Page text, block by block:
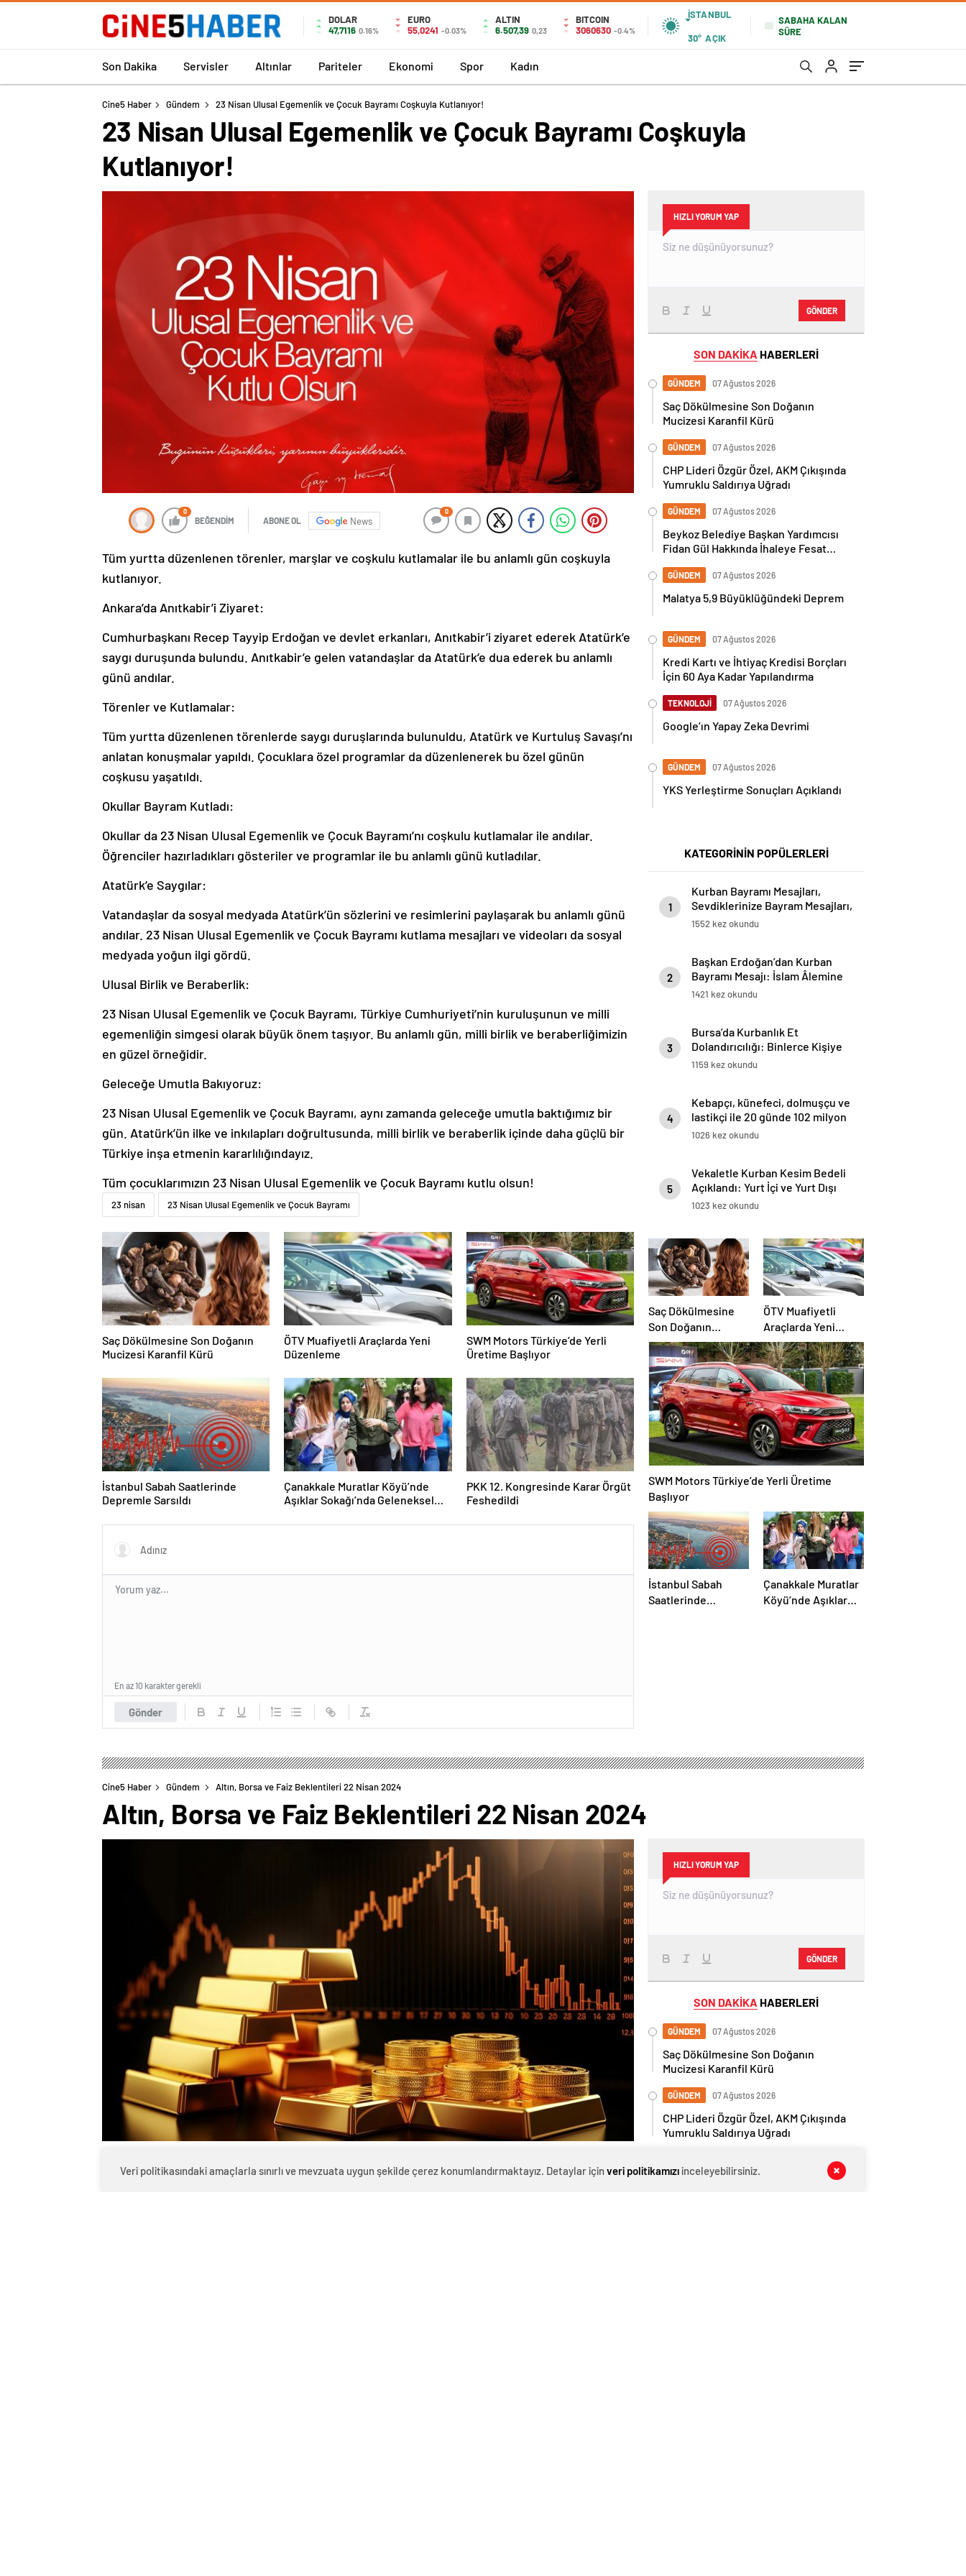
DOLAR
47,7116 0.16%
EURO
55,0241 -0.03%
ALTIN
6.507,39 0,23
BITCOIN
3060630 -0.4%
İSTANBUL
30° AÇIK
SABAHA KALAN
SÜRE
Son Dakika Servisler Altınlar Pariteler Ekonomi Spor Kadın
Cine5 Haber Gündem 23 Nisan Ulusal Egemenlik ve Çocuk Bayramı Coşkuyla Kutlanıyor!
23 Nisan Ulusal Egemenlik ve Çocuk Bayramı Coşkuyla
Kutlanıyor!
0
BEĞENDİM ABONE OL News
0
Tüm yurtta düzenlenen törenler, marşlar ve coşkulu kutlamalar ile bu anlamlı gün coşkuyla
kutlanıyor.
Ankara’da Anıtkabir’i Ziyaret:
Cumhurbaşkanı Recep Tayyip Erdoğan ve devlet erkanları, Anıtkabir’i ziyaret ederek Atatürk’e
saygı duruşunda bulundu. Anıtkabir’e gelen vatandaşlar da Atatürk’e dua ederek bu anlamlı
günü andılar.
Törenler ve Kutlamalar:
Tüm yurtta düzenlenen törenlerde saygı duruşlarında bulunuldu, Atatürk ve Kurtuluş Savaşı’nı
anlatan konuşmalar yapıldı. Çocuklara özel programlar da düzenlenerek bu özel günün
coşkusu yaşatıldı.
Okullar Bayram Kutladı:
Okullar da 23 Nisan Ulusal Egemenlik ve Çocuk Bayramı’nı coşkulu kutlamalar ile andılar.
Öğrenciler hazırladıkları gösteriler ve programlar ile bu anlamlı günü kutladılar.
Atatürk’e Saygılar:
Vatandaşlar da sosyal medyada Atatürk’ün sözlerini ve resimlerini paylaşarak bu anlamlı günü
andılar. 23 Nisan Ulusal Egemenlik ve Çocuk Bayramı kutlama mesajları ve videoları da sosyal
medyada yoğun ilgi gördü.
Ulusal Birlik ve Beraberlik:
23 Nisan Ulusal Egemenlik ve Çocuk Bayramı, Türkiye Cumhuriyeti’nin kuruluşunun ve milli
egemenliğin simgesi olarak büyük önem taşıyor. Bu anlamlı gün, milli birlik ve beraberliğimizin
en güzel örneğidir.
Geleceğe Umutla Bakıyoruz:
23 Nisan Ulusal Egemenlik ve Çocuk Bayramı, aynı zamanda geleceğe umutla baktığımız bir
gün. Atatürk’ün ilke ve inkılapları doğrultusunda, milli birlik ve beraberlik içinde daha güçlü bir
Türkiye inşa etmenin kararlılığındayız.
Tüm çocuklarımızın 23 Nisan Ulusal Egemenlik ve Çocuk Bayramı kutlu olsun!
23 nisan 23 Nisan Ulusal Egemenlik ve Çocuk Bayramı
Saç Dökülmesine Son Doğanın
Mucizesi Karanfil Kürü
ÖTV Muafiyetli Araçlarda Yeni
Düzenleme
SWM Motors Türkiye’de Yerli
Üretime Başlıyor
İstanbul Sabah Saatlerinde
Depremle Sarsıldı
Çanakkale Muratlar Köyü’nde
Aşıklar Sokağı’nda Geleneksel
Görüntülere Sahne Oldu
PKK 12. Kongresinde Karar Örgüt
Feshedildi
Gönder
En az 10 karakter gerekli
HIZLI YORUM YAP
GÖNDER
SON DAKİKA HABERLERİ
GÜNDEM 07 Ağustos 2026
Saç Dökülmesine Son Doğanın
Mucizesi Karanfil Kürü
GÜNDEM 07 Ağustos 2026
CHP Lideri Özgür Özel, AKM Çıkışında
Yumruklu Saldırıya Uğradı
GÜNDEM 07 Ağustos 2026
Beykoz Belediye Başkan Yardımcısı
Fidan Gül Hakkında İhaleye Fesat
GÜNDEM 07 Ağustos 2026
Malatya 5,9 Büyüklüğündeki Deprem
GÜNDEM 07 Ağustos 2026
Kredi Kartı ve İhtiyaç Kredisi Borçları
İçin 60 Aya Kadar Yapılandırma
TEKNOLOJİ 07 Ağustos 2026
Google’ın Yapay Zeka Devrimi
GÜNDEM 07 Ağustos 2026
YKS Yerleştirme Sonuçları Açıklandı
KATEGORİNİN POPÜLERLERİ
1
Kurban Bayramı Mesajları,
Sevdiklerinize Bayram Mesajları,
Resimli Bayram Mesajları..
1552 kez okundu
2
Başkan Erdoğan’dan Kurban
Bayramı Mesajı: İslam Âlemine
ve Tüm İnsanlığa Hayırlar
1421 kez okundu
3
Bursa’da Kurbanlık Et
Dolandırıcılığı: Binlerce Kişiye
Bozuk Et Verildi, Tonlarca Et
1159 kez okundu
4
Kebapçı, künefeci, dolmuşçu ve
lastikçi ile 20 günde 102 milyon
lira
1026 kez okundu
5
Vekaletle Kurban Kesim Bedeli
Açıklandı: Yurt İçi ve Yurt Dışı
Fiyatları Belli Oldu..
1023 kez okundu
Saç Dökülmesine
Son Doğanın
Mucizesi Karanfil
Kürü
ÖTV Muafiyetli
Araçlarda Yeni
Düzenleme
SWM Motors Türkiye’de Yerli Üretime
Başlıyor
İstanbul Sabah
Saatlerinde
Çanakkale Muratlar
Köyü’nde Aşıklar
Cine5 Haber Gündem Altın, Borsa ve Faiz Beklentileri 22 Nisan 2024
Altın, Borsa ve Faiz Beklentileri 22 Nisan 2024
BEĞENDİM ABONE OL News
HIZLI YORUM YAP
GÖNDER
SON DAKİKA HABERLERİ
GÜNDEM 07 Ağustos 2026
Saç Dökülmesine Son Doğanın
Mucizesi Karanfil Kürü
GÜNDEM 07 Ağustos 2026
CHP Lideri Özgür Özel, AKM Çıkışında
Yumruklu Saldırıya Uğradı
Beykoz Belediye Başkan Yardımcısı
Veri politikasındaki amaçlarla sınırlı ve mevzuata uygun şekilde çerez konumlandırmaktayız. Detaylar için veri politikamızıinceleyebilirsiniz.